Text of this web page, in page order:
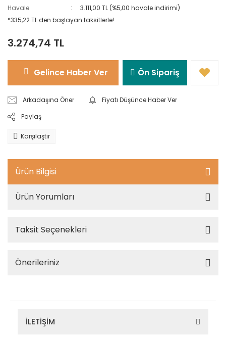
Havale
3.111,00 TL (%5,00 havale indirimi)
*335,22 TL den başlayan taksitlerle!
3.274,74 TL
Gelince Haber Ver Ön Sipariş
Arkadaşına Öner
Fiyatı Düşünce Haber Ver
Paylaş
Karşılaştır
Ürün Bilgisi
Ürün Yorumları
Taksit Seçenekleri
Önerileriniz
İLETİŞİM